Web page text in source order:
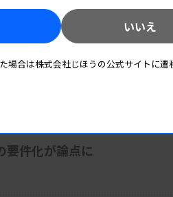
要件化が論点に
いいえ
合は株式会社じほうの公式サイトに遷